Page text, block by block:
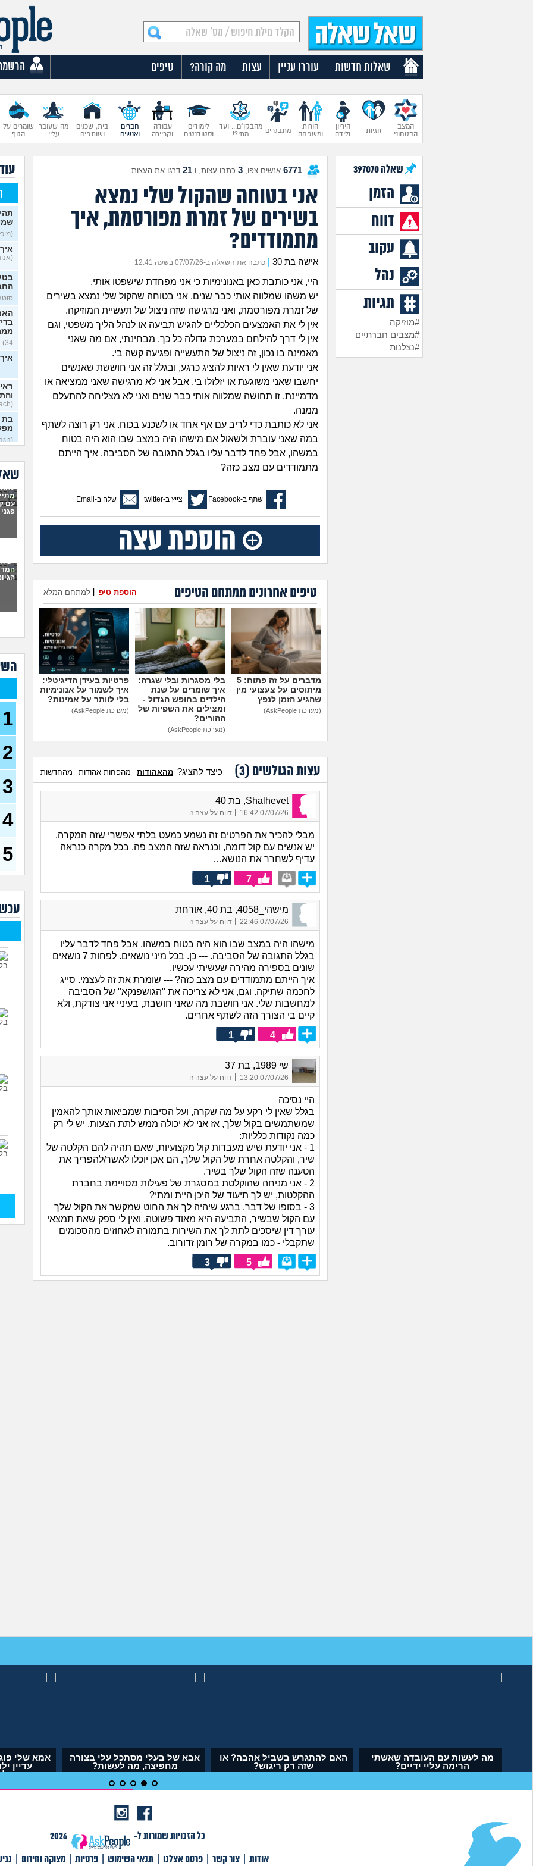
שאלות חדשות עוררו עניין עצות מה קורה? טיפים
המצב
הבטחוני
זוגיות
היריון
ולידה
הורות
ומשפחה
מתבגרים
מהבקו"ם... ועד
מתי?!
לימודים
וסטודנטים
עבודה
וקריירה
חברים
ואנשים
בית, שכנים
ושותפים
מה שעובר
עליי
שומרים על
הגוף
שאלה397070
הזמן
דווח
עקוב
נהל
תגיות
#מוזיקה
#מצבים חברתיים
#נצלנות
6771 אנשים צפו, 3 כתבו עצות, ו-21 דרגו את העצות.
אני בטוחה שהקול שלי נמצא
בשירים של זמרת מפורסמת, איך
מתמודדים?
אישה בת 30 כתבה את השאלה ב-07/07/26 בשעה 12:41
היי, אני כותבת כאן באנונימיות כי אני מפחדת שישפטו אותי.
יש משהו שמלווה אותי כבר שנים. אני בטוחה שהקול שלי נמצא בשירים
של זמרת מפורסמת, ואני מרגישה שזה ניצול של תעשיית המוזיקה.
אין לי את האמצעים הכלכליים להגיש תביעה או לנהל הליך משפטי, וגם
אין לי דרך להילחם במערכת גדולה כל כך. מבחינתי, אם מה שאני
מאמינה בו נכון, זה ניצול של התעשייה ופגיעה קשה בי.
אני יודעת שאין לי ראיות להציג כרגע, ובגלל זה אני חוששת שאנשים
יחשבו שאני משוגעת או יזלזלו בי. אבל אני לא מרגישה שאני ממציאה או
מדמיינת. זו תחושה שמלווה אותי כבר שנים ואני לא מצליחה להתעלם
ממנה.
אני לא כותבת כדי לריב עם אף אחד או לשכנע בכוח. אני רק רוצה לשתף
במה שאני עוברת ולשאול אם מישהו היה במצב שבו הוא היה בטוח
במשהו, אבל פחד לדבר עליו בגלל התגובה של הסביבה. איך הייתם
מתמודדים עם מצב כזה?
שתף ב-Facebook צייץ ב-twitter שלח ב-Email
טיפים אחרונים ממתחם הטיפים למתחם המלא הוספת טיפ
מדברים על זה פתוח: 5
מיתוסים על צעצועי מין
שהגיע הזמן לנפץ
(מערכת AskPeople)
בלי מסגרות ובלי שגרה:
איך שומרים על שנת
הילדים בחופש הגדול -
ומצילים את השפיות של
ההורים?
(מערכת AskPeople)
פרטיות בעידן הדיגיטלי:
איך לשמור על אנונימיות
בלי לוותר על אמינות?
(מערכת AskPeople)
עצות הגולשים (3
) כיצד להציג? מהאהודות מהפחות אהודות מהחדשות
Shalhevet, בת 40
07/07/26 16:42 דווח על עצה זו
מבלי להכיר את הפרטים זה נשמע כמעט בלתי אפשרי שזה המקרה.
יש אנשים עם קול דומה, וכנראה שזה המצב פה. בכל מקרה כנראה
עדיף לשחרר את הנושא…
7
1
מישהי_4058, בת 40, אורחת
07/07/26 22:46
| דווח על עצה זו
מישהו היה במצב שבו הוא היה בטוח במשהו, אבל פחד לדבר עליו
בגלל התגובה של הסביבה. --- כן. בכל מיני נושאים. לפחות 7 נושאים
שונים בספירה מהירה שעשיתי עכשיו.
איך הייתם מתמודדים עם מצב כזה? --- שומרת את זה לעצמי. סייג
לחכמה שתיקה. וגם, אני לא צריכה את "הגושפנקא" של הסביבה
למחשבות שלי. אני חושבת מה שאני חושבת, בעיניי אני צודקת, ולא
קיים בי הצורך הזה לשתף אחרים.
4
1
שי 1989, בת 37
07/07/26 13:20 דווח על עצה זו
היי נסיכה
בגלל שאין לי רקע על מה שקרה, ועל הסיבות שמביאות אותך להאמין
שמשתמשים בקול שלך, אז אני לא יכולה ממש לתת הצעות, יש לי רק
כמה נקודות כלליות:
1 - אני יודעת שיש מעבדות קול מקצועיות, שאם תהיה להם הקלטה של
שיר, והקלטה אחרת של הקול שלך, הם אכן יוכלו לאשר/להפריך את
הטענה שזה הקול שלך בשיר.
2 - אני מניחה שהוקלטת במסגרת של פעילות מסויימת בחברת
ההקלטות, יש לך תיעוד של היכן היית ומתי?
3 - בסופו של דבר, ברגע שיהיה לך את החוט שמקשר את הקול שלך
עם הקול שבשיר, התביעה היא מאוד פשוטה, ואין לי ספק שאת תמצאי
עורך דין שיסכים לתת לך את השירות בתמורה לאחוזים מהסכומים
שתקבלי - כמו במקרה של רומן זדורוב.
5
3
סוטה,
34)
(Stoyosach, בן 16)
בת
או
בת 22)
23)
24)
למה
עם
יש
1
2
3
4
5
אמא שלי
עדיין
אבא של בעלי מסתכל עלי בצורה
מחפיצה, מה לעשות?
(ליה, בת 27)
האם להתגרש בשביל אהבה? או
שזה רק ריגוש?
מה לעשות עם העובדה שאשתי
הרימה עליי ידיים?
כל הזכויות שמורות ל-
2026
אודות|צור קשר|פרסם אצלנו|תנאי שימוש|פרטיות|תגיות|מצוקה וחירום|Ask דורקס אודות צור קשר פרסם אצלנו תנאי השימוש פרטיות מצוקה וחירום